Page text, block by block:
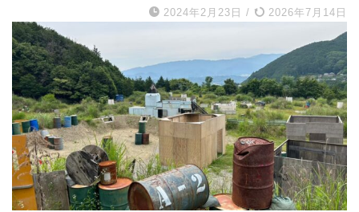
2024年2月23日 / 2026年7月14日